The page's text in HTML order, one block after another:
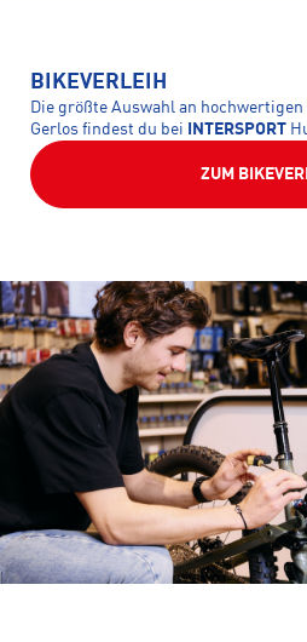
BIKEVERLEIH
Die größte Auswahl an
Gerlos findest du bei INTERSPORT
ZUM